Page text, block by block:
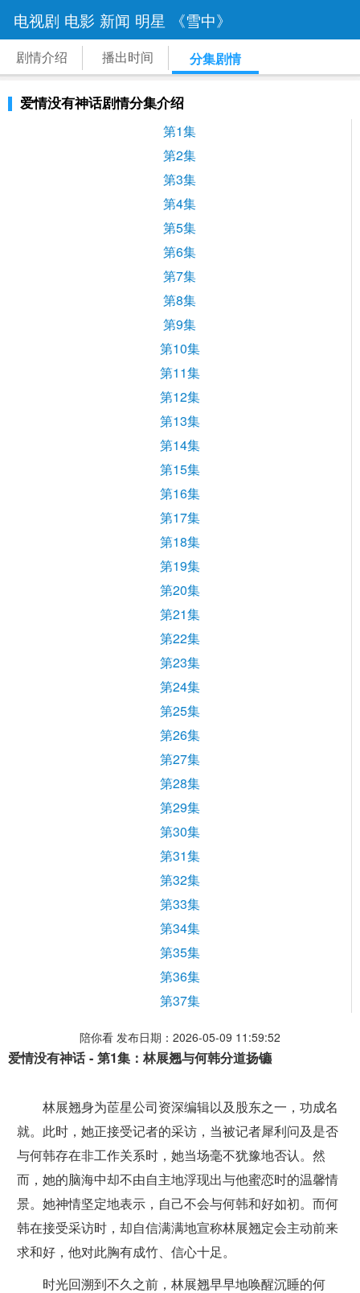
电视剧 电影 新闻 明星 《雪中》
剧情介绍 播出时间 分集剧情
爱情没有神话剧情分集介绍
第1集
第2集
第3集
第4集
第5集
第6集
第7集
第8集
第9集
第10集
第11集
第12集
第13集
第14集
第15集
第16集
第17集
第18集
第19集
第20集
第21集
第22集
第23集
第24集
第25集
第26集
第27集
第28集
第29集
第30集
第31集
第32集
第33集
第34集
第35集
第36集
第37集
陪你看 发布日期：2026-05-09 11:59:52
爱情没有神话 - 第1集：林展翘与何韩分道扬镳
林展翘身为茞星公司资深编辑以及股东之一，功成名
就。此时，她正接受记者的采访，当被记者犀利问及是否
与何韩存在非工作关系时，她当场毫不犹豫地否认。然
而，她的脑海中却不由自主地浮现出与他蜜恋时的温馨情
景。她神情坚定地表示，自己不会与何韩和好如初。而何
韩在接受采访时，却自信满满地宣称林展翘定会主动前来
求和好，他对此胸有成竹、信心十足。
时光回溯到不久之前，林展翘早早地唤醒沉睡的何